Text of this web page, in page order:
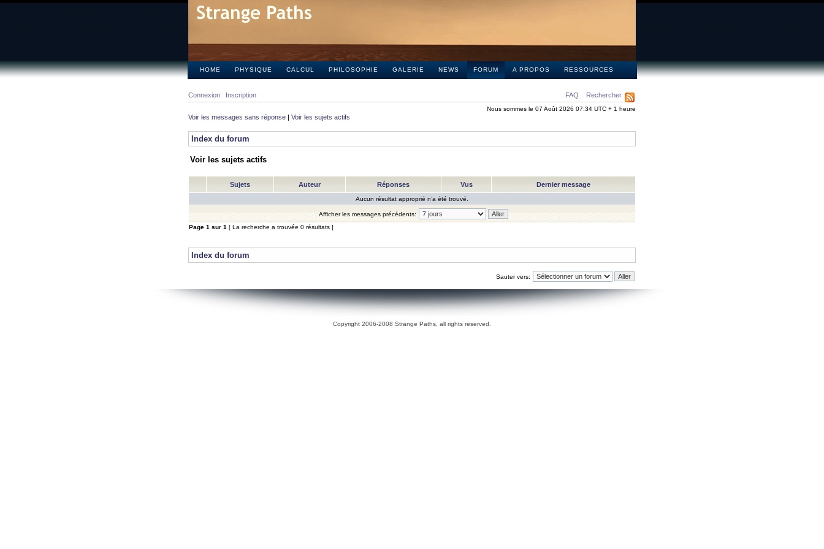
HOME PHYSIQUE CALCUL PHILOSOPHIE GALERIE NEWS FORUM A PROPOS RESSOURCES
FAQ Rechercher
Connexion Inscription
Nous sommes le 07 Août 2026 07:34 UTC + 1 heure
Voir les messages sans réponse | Voir les sujets actifs
Index du forum
Voir les sujets actifs
Sujets Auteur Réponses Vus Dernier message
Aucun résultat approprié n’a été trouvé.
Afficher les messages précédents:
Page 1 sur 1 [ La recherche a trouvée 0 résultats ]
Index du forum
Sauter vers:
Copyright 2006-2008 Strange Paths, all rights reserved.